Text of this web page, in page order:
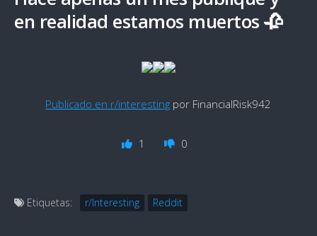
en realidad estamos muertos 🥀
Publicado en r/interesting por FinancialRisk942
1 0
Etiquetas: r/Interesting Reddit